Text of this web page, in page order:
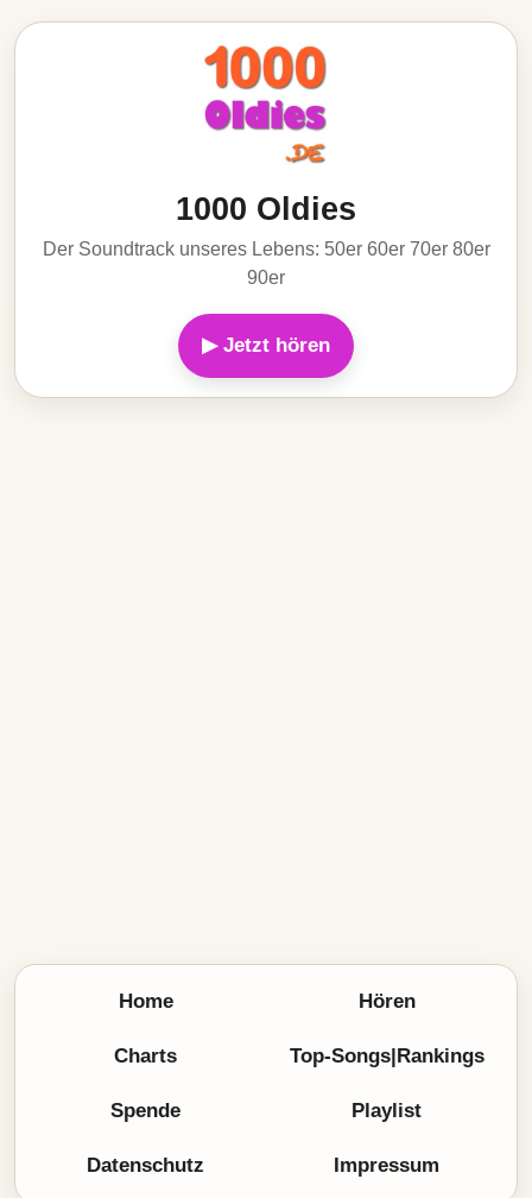
1000 Oldies
Der Soundtrack unseres Lebens: 50er 60er 70er 80er
90er
▶ Jetzt hören
Home Hören
Charts Top-Songs|Rankings
Spende Playlist
Datenschutz Impressum